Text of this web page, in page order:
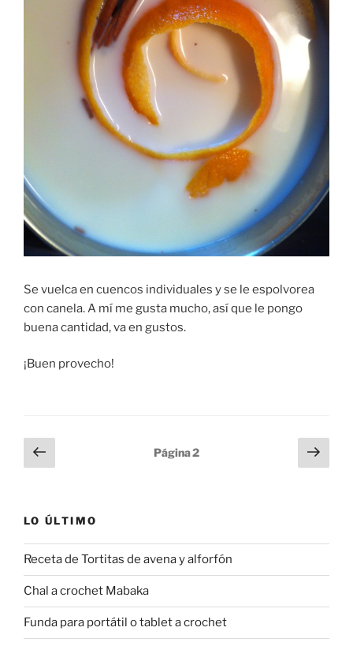
Se vuelca en cuencos individuales y se le espolvorea
con canela. A mí me gusta mucho, así que le pongo
buena cantidad, va en gustos.
¡Buen provecho!
Paginación
de
Página
anterior
Página2
LO ÚLTIMO
Receta de Tortitas de avena y alforfón
Chal a crochet Mabaka
Funda para portátil o tablet a crochet